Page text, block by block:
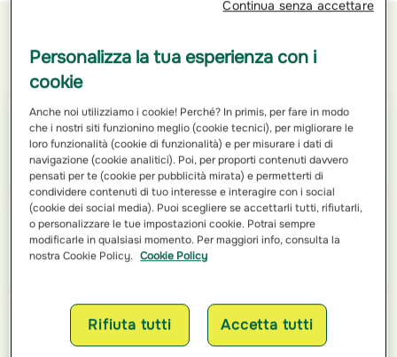
Orari di apertura
Lunedì
09:00 - 13:00
15:00 - 18:30
Martedì
09:00 - 13:00
15:00 - 18:30
Mercoledì
09:00 - 13:00
Personalizza la tua esperienza con i
cookie
Anche noi utilizziamo i cookie! Perché? In primis, per fare in modo
che i nostri siti funzionino meglio (cookie tecnici), per migliorare le
loro funzionalità (cookie di funzionalità) e per misurare i dati di
navigazione (cookie analitici). Poi, per proporti contenuti davvero
pensati per te (cookie per pubblicità mirata) e permetterti di
condividere contenuti di tuo interesse e interagire con i social
(cookie dei social media). Puoi scegliere se accettarli tutti, rifiutarli,
o personalizzare le tue impostazioni cookie. Potrai sempre
modificarle in qualsiasi momento. Per maggiori info, consulta la
nostra Cookie Policy. Cookie Policy
Rifiuta tutti Accetta tutti
Continua senza accettare